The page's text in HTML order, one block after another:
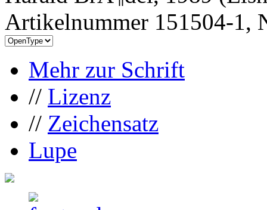
Artikelnummer 151504-1,
Mehr zur Schrift
// Lizenz
// Zeichensatz
Lupe